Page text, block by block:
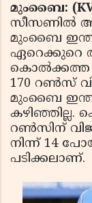
മുംബൈ:
സീസണിൽ
മുംബൈ
ഏറെക്കുറെ
കൊൽക്കത്ത
170 റൺസ്
മുംബൈ
റൺസിന്
നിന്ന് 14
പടിക്കലാണ്.